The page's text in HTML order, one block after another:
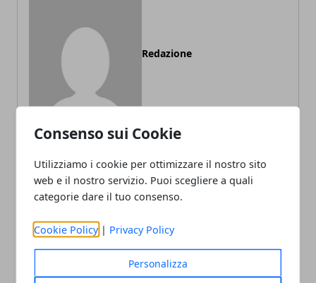
Consenso sui Cookie
Utilizziamo i cookie per ottimizzare il nostro sito
web e il nostro servizio. Puoi scegliere a quali
categorie dare il tuo consenso.
Cookie Policy | Privacy Policy
Personalizza
Redazione
ARTICOLI CORRELATI